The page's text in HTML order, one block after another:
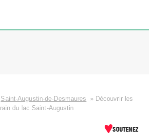
Saint-Augustin-de-Desmaures » Découvrir les
du lac Saint-Augustin
SOUTENEZ